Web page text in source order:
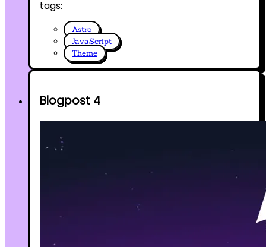
tags:
Astro
JavaScript
Theme
Blogpost 4